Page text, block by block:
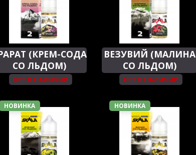
(КРЕМ-СОДА
СО ЛЬДОМ)
НЕТ В НАЛИЧИИ
ВЕЗУВИЙ (МАЛИНА
СО ЛЬДОМ)
НЕТ В НАЛИЧИИ
НОВИНКА НОВИНКА